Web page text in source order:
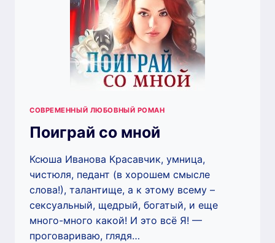
СОВРЕМЕННЫЙ ЛЮБОВНЫЙ РОМАН
Поиграй со мной
Ксюша Иванова Красавчик, умница,
чистюля, педант (в хорошем смысле
слова!), талантище, а к этому всему –
сексуальный, щедрый, богатый, и еще
много-много какой! И это всё Я! —
проговариваю, глядя…